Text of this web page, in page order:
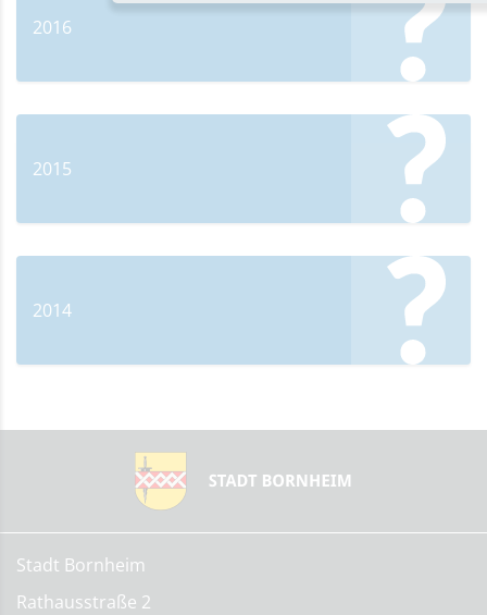
2016
2015
2014
Stadt Bornheim
Rathausstraße 2